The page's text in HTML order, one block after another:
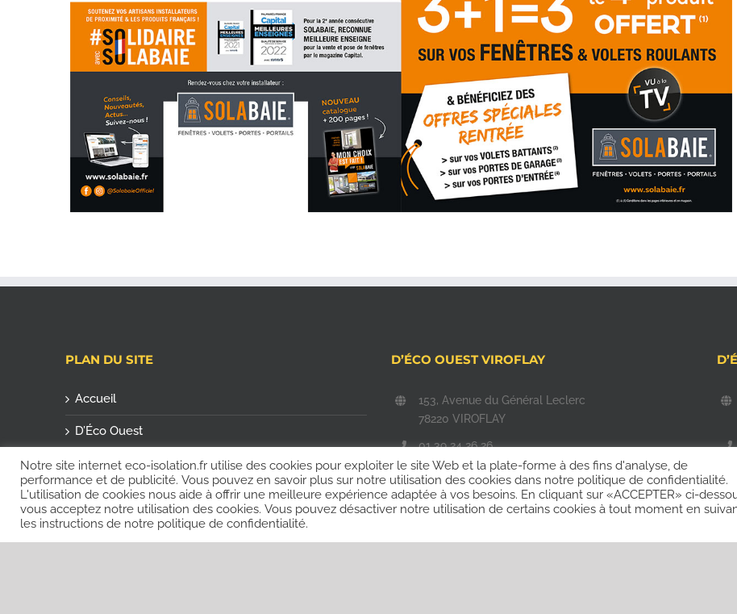
PLAN DU SITE
Accueil
D’Éco Ouest
Actualités
Contact
D’ÉCO OUEST VIROFLAY
153, Avenue du Général Leclerc
78220 VIROFLAY
01 39 24 26 26
commercial@d-eco-ouest.com
Notre site internet eco-isolation.fr utilise des cookies pour exploiter le site Web et la plate-forme à des fins d'analyse, de
performance et de publicité. Vous pouvez en savoir plus sur notre utilisation des cookies dans notre politique de confidentialité.
L'utilisation de cookies nous aide à offrir une meilleure expérience adaptée à vos besoins. En cliquant sur «ACCEPTER» ci-
vous acceptez notre utilisation des cookies. Vous pouvez désactiver notre utilisation de certains cookies à tout moment en
les instructions de notre politique de confidentialité.